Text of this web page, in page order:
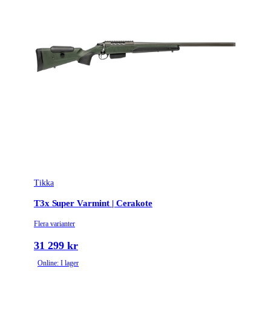
Tikka
T3x Super Varmint | Cerakote
Flera varianter
31 299 kr
Online: I lager